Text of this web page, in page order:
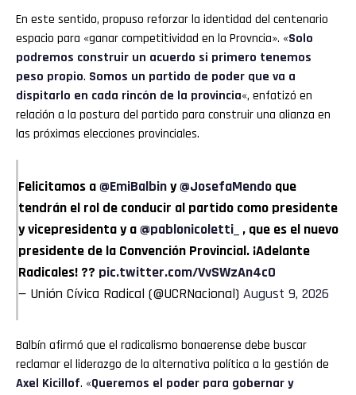
En este sentido, propuso reforzar la identidad del centenario
espacio para «ganar competitividad en la Provncia». «Solo
podremos construir un acuerdo si primero tenemos
peso propio. Somos un partido de poder que va a
dispitarlo en cada rincón de la provincia«, enfatizó en
relación a la postura del partido para construir una alianza en
las próximas elecciones provinciales.
Felicitamos a@EmiBalbiny@JosefaMendo que
tendrán el rol de conducir al partido como presidente
y vicepresidenta y a@pablonicoletti_ , que es el nuevo
presidente de la Convención Provincial. ¡Adelante
Radicales! ?? pic.twitter.com/VvSWzAn4c0
— Unión Cívica Radical (@UCRNacional) August 9, 2026
Balbín afirmó que el radicalismo bonaerense debe buscar
reclamar el liderazgo de la alternativa política a la gestión de
Axel Kicillof. «Queremos el poder para gobernar y